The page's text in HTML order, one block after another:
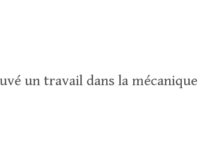
un travail dans la mécanique